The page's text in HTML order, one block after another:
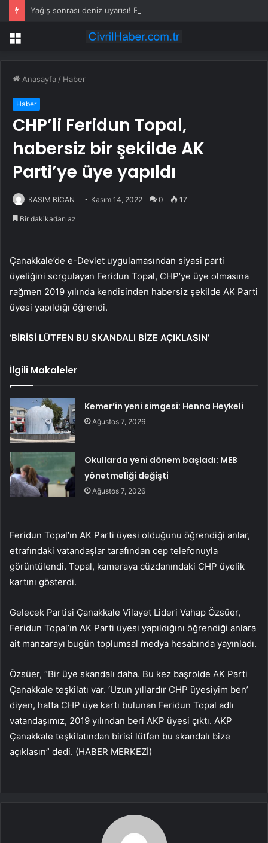
Menü
Anasayfa / Haber
Haber
CHP’li Feridun Topal,
habersiz bir şekilde AK
Parti’ye üye yapıldı
KASIM BİCAN Kasım 14, 2022 0 17
Bir dakikadan az
Çanakkale’de e-Devlet uygulamasından siyasi parti
üyeliğini sorgulayan Feridun Topal, CHP’ye üye olmasına
rağmen 2019 yılında kendisinden habersiz şekilde AK Parti
üyesi yapıldığı öğrendi.
‘BİRİSİ LÜTFEN BU SKANDALI BİZE AÇIKLASIN’
İlgili Makaleler
Kemer’in yeni simgesi: Henna Heykeli
Ağustos 7, 2026
Okullarda yeni dönem başladı: MEB
yönetmeliği değişti
Ağustos 7, 2026
Feridun Topal’ın AK Parti üyesi olduğunu öğrendiği anlar,
etrafındaki vatandaşlar tarafından cep telefonuyla
görüntülendi. Topal, kameraya cüzdanındaki CHP üyelik
kartını gösterdi.
Gelecek Partisi Çanakkale Vilayet Lideri Vahap Özsüer,
Feridun Topal’ın AK Parti üyesi yapıldığını öğrendiği anlara
ait manzarayı bugün toplumsal medya hesabında yayınladı.
Özsüer, “Bir üye skandalı daha. Bu kez başrolde AK Parti
Çanakkale teşkilatı var. ‘Uzun yıllardır CHP üyesiyim ben’
diyen, hatta CHP üye kartı bulunan Feridun Topal adlı
vatandaşımız, 2019 yılından beri AKP üyesi çıktı. AKP
Çanakkale teşkilatından birisi lütfen bu skandalı bize
açıklasın” dedi. (HABER MERKEZİ)